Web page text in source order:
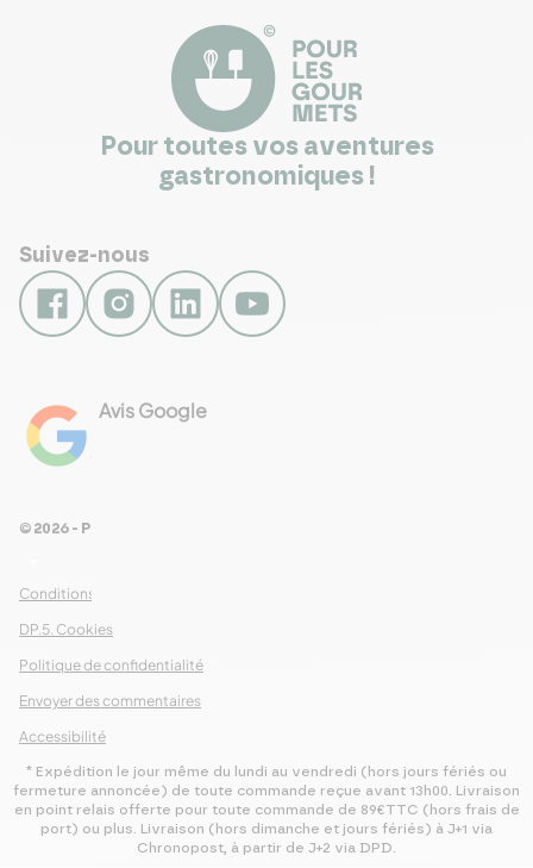
Pour toutes vos aventures
gastronomiques !
Suivez-nous
Avis Google
Conditions Générales de Ventes
DP.5. Cookies
Politique de confidentialité
Envoyer des commentaires
Accessibilité
© 2026 - Pour Les Gourmets
* Expédition le jour même du lundi au vendredi (hors jours fériés ou
fermeture annoncée) de toute commande reçue avant 13h00. Livraison
en point relais offerte pour toute commande de 89€TTC (hors frais de
port) ou plus. Livraison (hors dimanche et jours fériés) à J+1 via
Chronopost, à partir de J+2 via DPD.